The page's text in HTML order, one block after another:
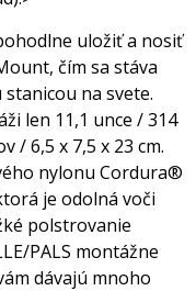
uložiť a nosiť
čím sa stáva
na svete.
len 11,1 unce / 314
/ 6,5 x 7,5 x 23 cm.
nylonu Cordura®
je odolná voči
polstrovanie
PALS montážne
dávajú mnoho